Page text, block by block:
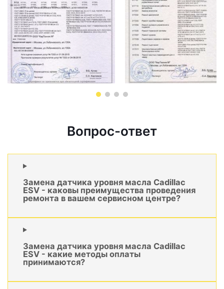
Вопрос-ответ
Замена датчика уровня масла Cadillac
ESV - каковы преимущества проведения
ремонта в вашем сервисном центре?
Замена датчика уровня масла Cadillac
ESV - какие методы оплаты
принимаются?